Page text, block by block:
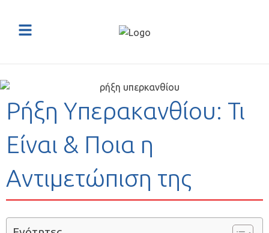
Ρήξη Yπερακανθίου: Τι
Είναι & Ποια η
Αντιμετώπιση της